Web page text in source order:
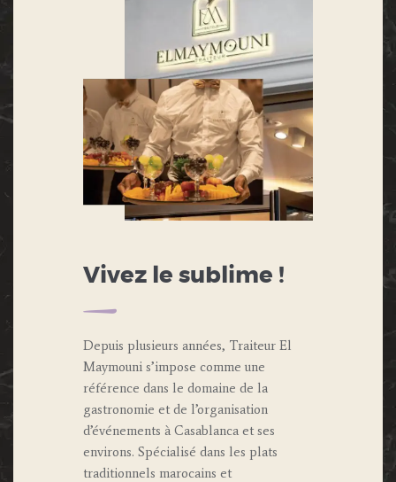
Vivez le sublime !
Depuis plusieurs années, Traiteur El
Maymouni s’impose comme une
référence dans le domaine de la
gastronomie et de l’organisation
d’événements à Casablanca et ses
environs. Spécialisé dans les plats
traditionnels marocains et